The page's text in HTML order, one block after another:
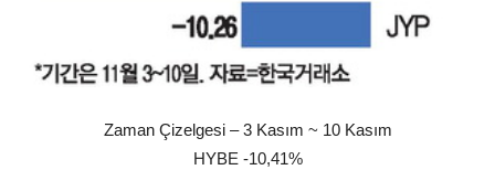
Zaman Çizelgesi – 3 Kasım ~ 10 Kasım
HYBE -10,41%